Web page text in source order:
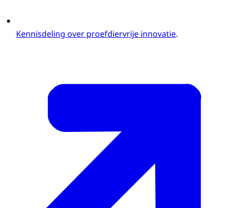
Kennisdeling over proefdiervrije innovatie.